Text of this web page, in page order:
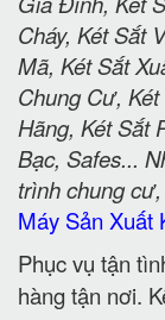
Cháy, Két Sắt
Mã, Két Sắt
Chung Cư,
Hãng, Két Sắt
Bạc, Safes...
trình chung
Máy Sản Xuất
Phục vụ tận
hàng tận nơi.